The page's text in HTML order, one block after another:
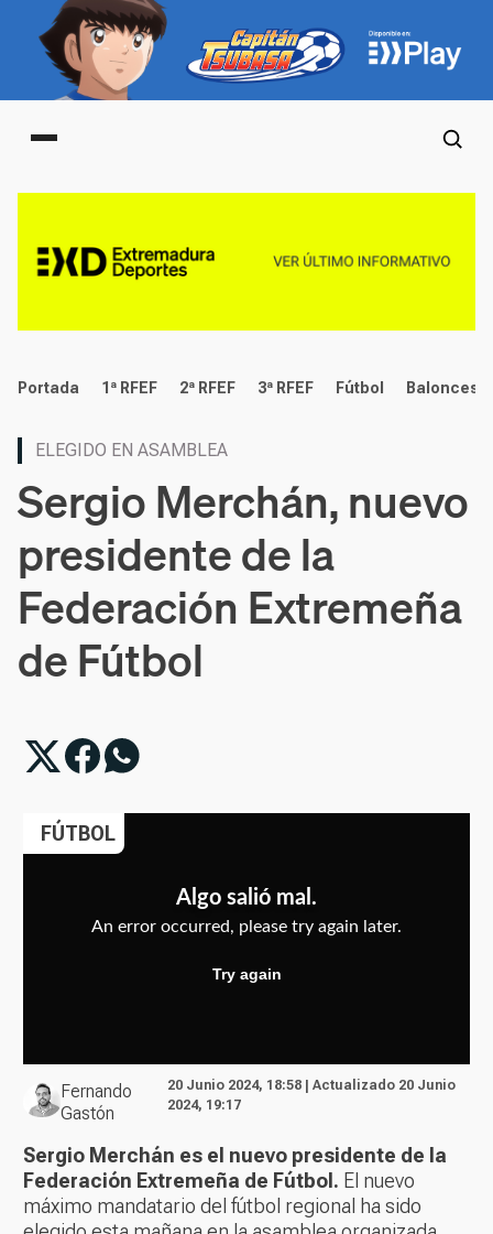
Main menu
deportes
Portada 1ª RFEF 2ª RFEF 3ª RFEF Fútbol Baloncesto
ELEGIDO EN ASAMBLEA
Sergio Merchán, nuevo
presidente de la
Federación Extremeña
de Fútbol
FÚTBOL
Fernando
Gastón
20 Junio 2024, 18:58 | Actualizado 20 Junio
2024, 19:17
Sergio Merchán es el nuevo presidente de la
Federación Extremeña de Fútbol. El nuevo
máximo mandatario del fútbol regional ha sido